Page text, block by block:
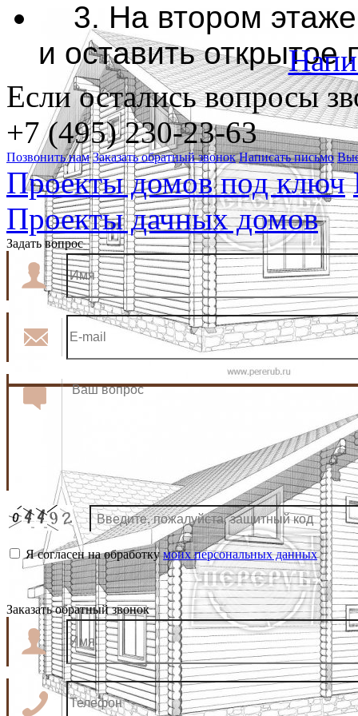
3. На втором этаже
и оставить открытое
Если остались вопросы
+7 (495) 230-23-63
Позвонить нам Заказать обратный звонок Написать письмо
Проекты домов под ключ
Проекты дачных домов
Задать вопрос
Я согласен на обработкумоих персональных данных
Заказать обратный звонок